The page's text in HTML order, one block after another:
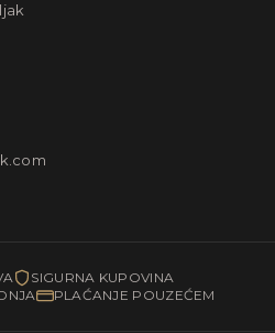
SIGURNA KUPOVINA
PLAĆANJE POUZEĆEM